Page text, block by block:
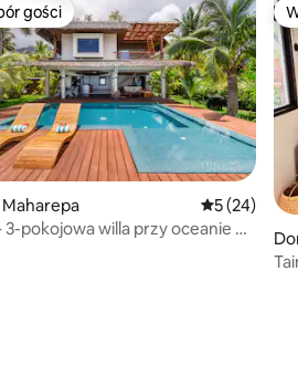
z kategorii Wybór gości
gości
Średnia
5 (24)
3-pokojowa willa przy oceanie w
e